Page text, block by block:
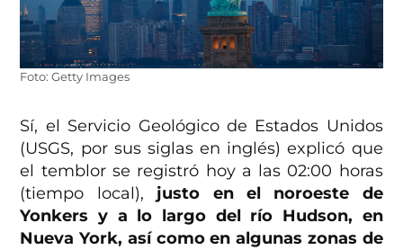
Foto: Getty Images
Sí, el Servicio Geológico de Estados Unidos
(USGS, por sus siglas en inglés) explicó que
el temblor se registró hoy a las 02:00 horas
(tiempo local), justo en el noroeste de
Yonkers y a lo largo del río Hudson, en
Nueva York, así como en algunas zonas de